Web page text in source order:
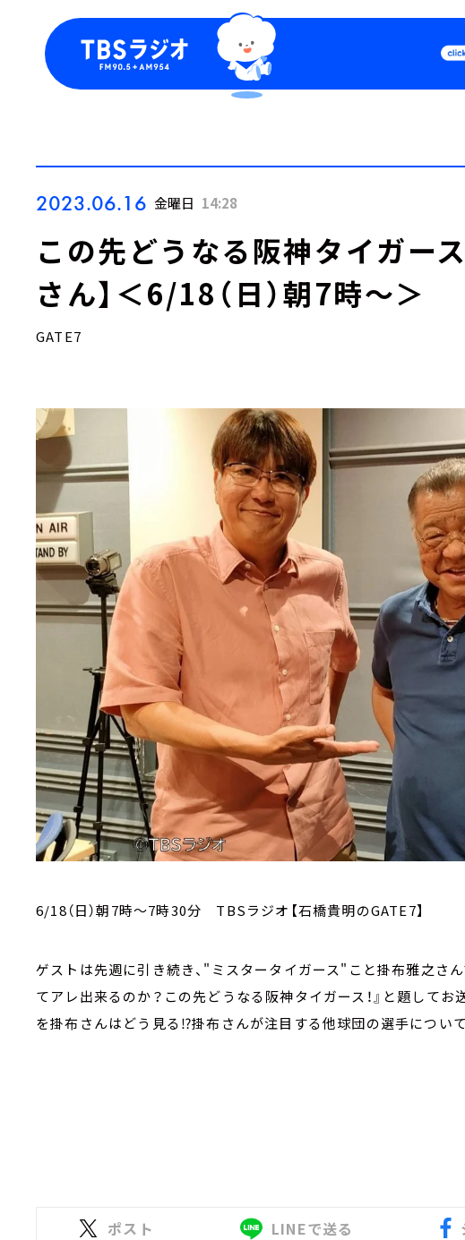
Podcast
2023.06.16 金曜日 14:28
この先どうなる阪神タイガース
さん】＜6/18（日）朝7時～＞
GATE7
6/18（日）朝7時～7時30分 TBSラジオ【石橋貴明のGATE7】
ゲストは先週に引き続き、"ミスタータイガース"こと掛布雅之さ
てアレ出来るのか？この先どうなる阪神タイガース！』と題して
を掛布さんはどう見る⁉掛布さんが注目する他球団の選手につい
ポスト LINEで送る